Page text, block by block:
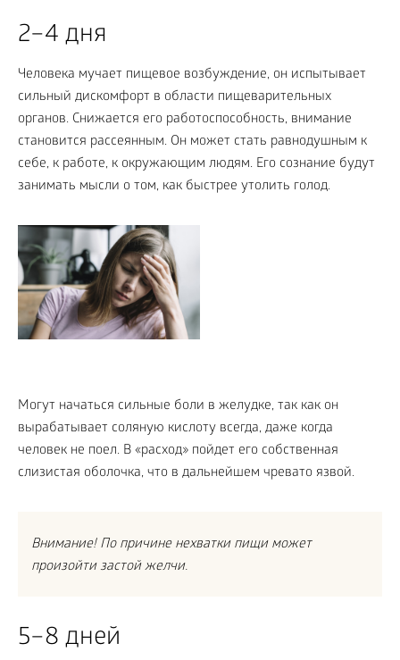
2–4 дня
Человека мучает пищевое возбуждение, он испытывает
сильный дискомфорт в области пищеварительных
органов. Снижается его работоспособность, внимание
становится рассеянным. Он может стать равнодушным к
себе, к работе, к окружающим людям. Его сознание будут
занимать мысли о том, как быстрее утолить голод.
Могут начаться сильные боли в желудке, так как он
вырабатывает соляную кислоту всегда, даже когда
человек не поел. В «расход» пойдет его собственная
слизистая оболочка, что в дальнейшем чревато язвой.
Внимание! По причине нехватки пищи может
произойти застой желчи.
5–8 дней